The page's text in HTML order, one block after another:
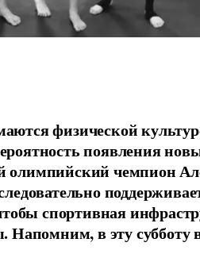
физической
появления
олимпийский чемпион
спортивная
Напомним, в эту субботу